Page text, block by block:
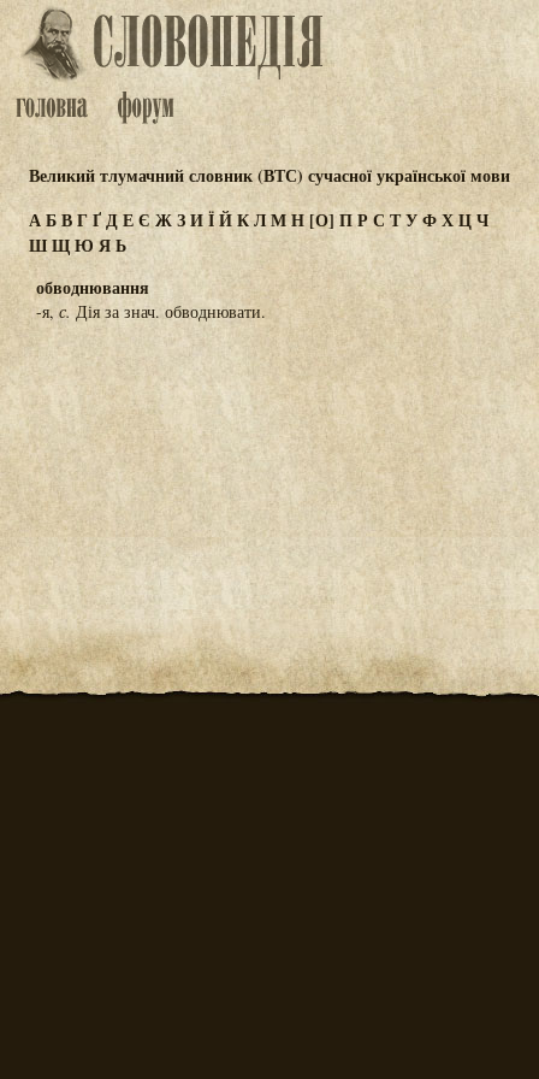
Великий тлумачний словник (ВТС) сучасної української мови
АБВГҐДЕЄ ЖЗИЇЙКЛМН[О] ПР СТУФХЦЧ
ШЩЮЯЬ
обводнювання
-я, с. Дія за знач. обводнювати.